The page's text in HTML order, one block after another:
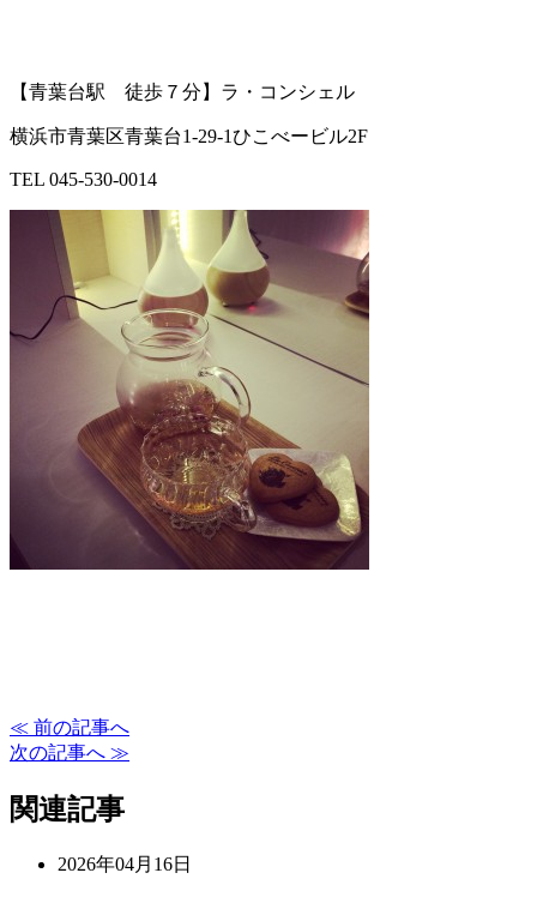
【青葉台駅 徒歩７分】ラ・コンシェル
横浜市青葉区青葉台1-29-1ひこべービル2F
TEL 045-530-0014
≪ 前の記事へ
次の記事へ ≫
関連記事
2026年04月16日